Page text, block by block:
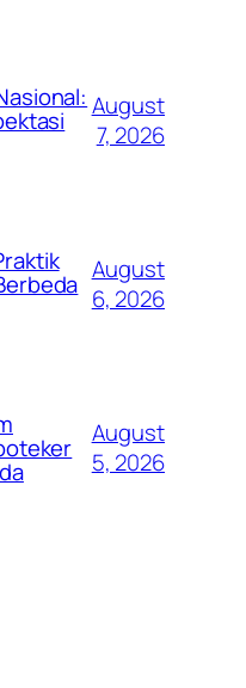
August
7, 2026
August
6, 2026
August
5, 2026